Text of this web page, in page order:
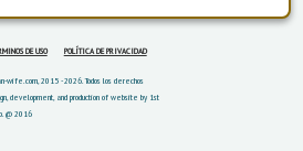
DE USO POLÍTICA DE PRIVACIDAD
wife.com, 2015 - 2026. Todos los derechos
development, and production of website by 1st
@ 2016